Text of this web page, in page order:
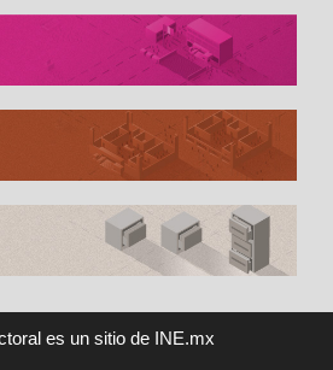
es un sitio de INE.mx